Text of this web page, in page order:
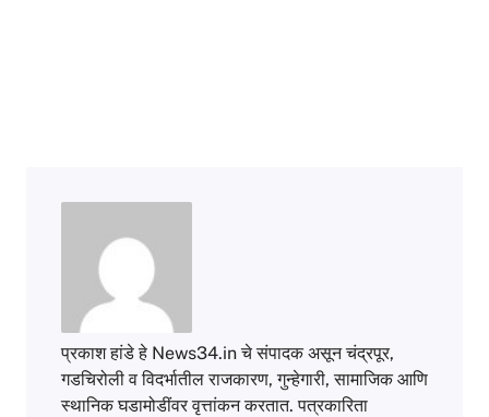
प्रकाश हांडे हे News34.in चे संपादक असून चंद्रपूर,
गडचिरोली व विदर्भातील राजकारण, गुन्हेगारी, सामाजिक आणि
स्थानिक घडामोडींवर वृत्तांकन करतात. पत्रकारिता